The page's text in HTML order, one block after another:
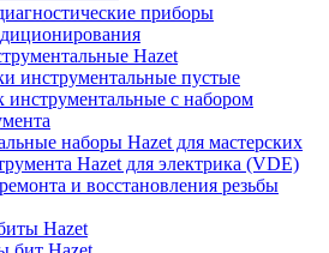
приборы
Hazet
инструментальные пустые
инструментальные с набором
наборы Hazet для мастерских
Hazet для электрика (VDE)
и восстановления резьбы
Hazet